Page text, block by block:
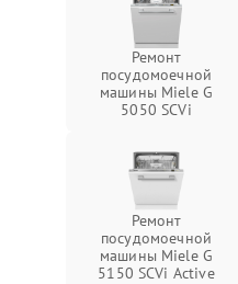
Ремонт
посудомоечной
машины Miele G
5050 SCVi
Ремонт
посудомоечной
машины Miele G
5150 SCVi Active